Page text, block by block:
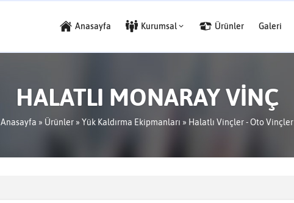
Anasayfa Kurumsal Ürünler Galeri
HALATLI MONARAY VİNÇ
Anasayfa » Ürünler » Yük Kaldırma Ekipmanları » Halatlı Vinçler - Oto Vinçler